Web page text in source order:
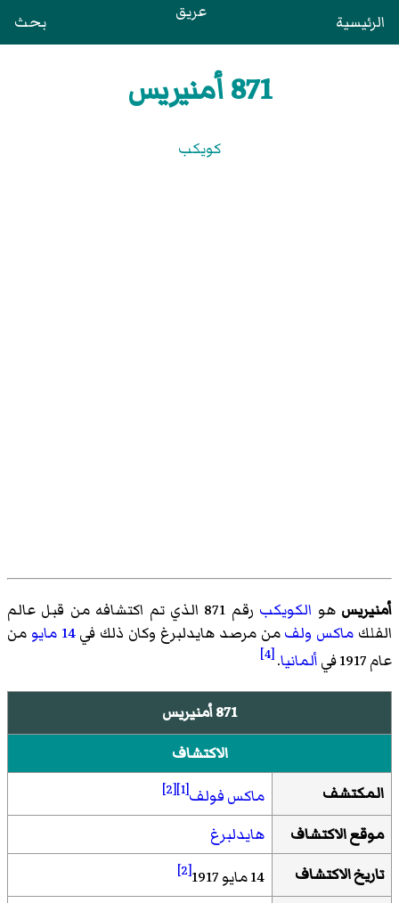
الرئيسية عريق بحث
871 أمنيريس
كويكب
أمنيريس هو الكويكب
رقم 871 الذي تم اكتشافه من قبل عالم
الفلك ماكس ولفمنمرصد هايدلبرغ وكان ذلك في14 مايو
من
عام 1917 في
ألمانيا.
[4]
871 أمنيريس
الاكتشاف
المكتشف
ماكس فولف[1]
[2]
موقع الاكتشاف
هايدلبرغ
تاريخ الاكتشاف
14 مايو 1917 [2]